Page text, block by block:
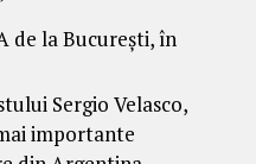
de la București, în
Sergio Velasco,
importante